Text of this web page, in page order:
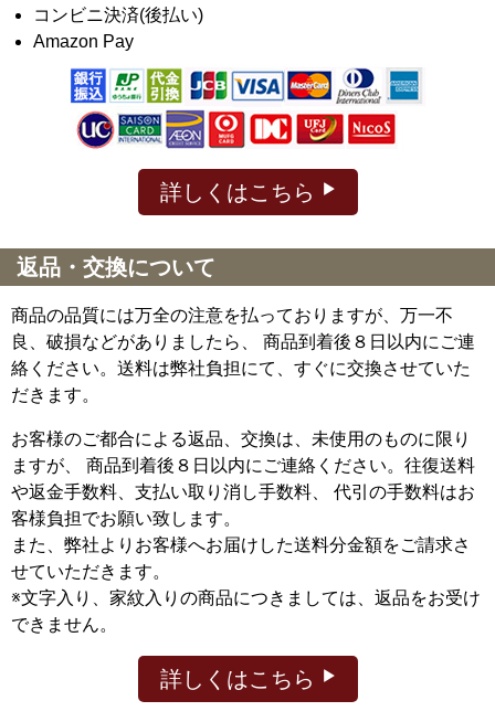
コンビニ決済(後払い)
Amazon Pay
詳しくはこちら
返品・交換について
商品の品質には万全の注意を払っておりますが、万一不
良、破損などがありましたら、 商品到着後８日以内にご連
絡ください。送料は弊社負担にて、すぐに交換させていた
だきます。
お客様のご都合による返品、交換は、未使用のものに限り
ますが、
商品到着後８日以内にご連絡ください。往復送料
や返金手数料、支払い取り消し手数料、 代引の手数料はお
客様負担でお願い致します。
また、弊社よりお客様へお届けした送料分金額をご請求さ
せていただきます。
※文字入り、家紋入りの商品につきましては、返品をお受け
できません。
詳しくはこちら